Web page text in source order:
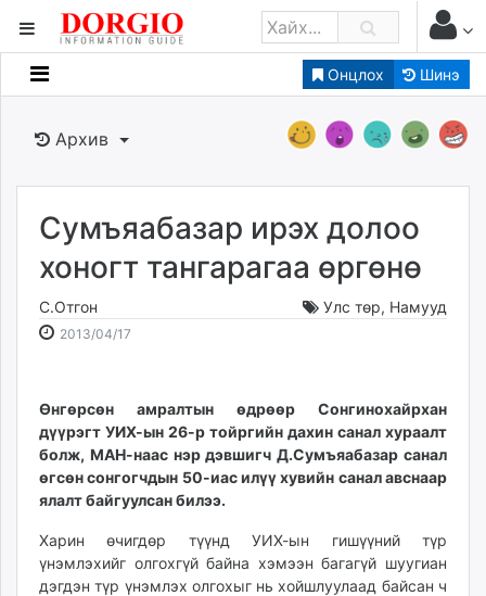
Онцлох Шинэ
Мэдээллийн
Банк санхүү
Бизнес ААН
Төрийн
Нийслэлийн
dorgio.mn
Gogo.mn
zindaa.mn
Baabar.mn
tovch.mn
ikon.mn
mnb.mn
Livetv.mn
Eguur.mn
Архив
Сумъяабазар ирэх долоо
хоногт тангарагаа өргөнө
С.Отгон Улс төр, Намууд
2013/04/17
14:16:13
07:49:09
Өнгөрсөн амралтын өдрөөр Сонгинохайрхан
дүүрэгт УИХ-ын 26-р тойргийн дахин санал хураалт
болж, МАН-наас нэр дэвшигч Д.Сумъяабазар санал
өгсөн сонгогчдын 50-иас илүү хувийн санал авснаар
ялалт байгуулсан билээ.
Харин өчигдөр түүнд УИХ-ын гишүүний түр
үнэмлэхийг олгохгүй байна хэмээн багагүй шуугиан
дэгдэн түр үнэмлэх олгохыг нь хойшлуулаад байсан ч